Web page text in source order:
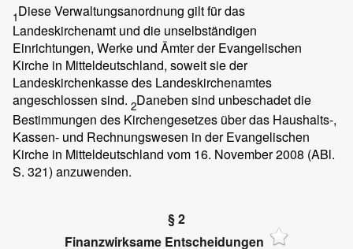
1Diese Verwaltungsanordnung gilt für das
Landeskirchenamt und die unselbständigen
Einrichtungen, Werke und Ämter der Evangelischen
Kirche in Mitteldeutschland, soweit sie der
Landeskirchenkasse des Landeskirchenamtes
angeschlossen sind. 2Daneben sind unbeschadet die
Bestimmungen des Kirchengesetzes über das Haushalts-,
Kassen- und Rechnungswesen in der Evangelischen
Kirche in Mitteldeutschland vom 16. November 2008 (ABl.
S. 321) anzuwenden.
§ 2
Finanzwirksame Entscheidungen